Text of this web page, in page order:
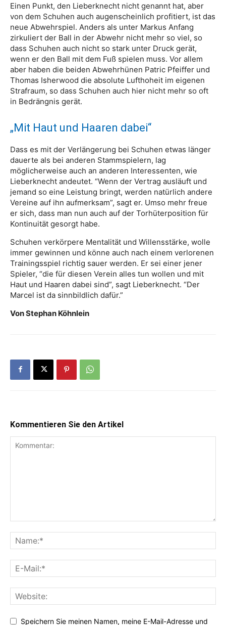
Einen Punkt, den Lieberknecht nicht genannt hat, aber
von dem Schuhen auch augenscheinlich profitiert, ist das
neue Abwehrspiel. Anders als unter Markus Anfang
zirkuliert der Ball in der Abwehr nicht mehr so viel, so
dass Schuhen auch nicht so stark unter Druck gerät,
wenn er den Ball mit dem Fuß spielen muss. Vor allem
aber haben die beiden Abwehrhünen Patric Pfeiffer und
Thomas Isherwood die absolute Lufthoheit im eigenen
Strafraum, so dass Schuhen auch hier nicht mehr so oft
in Bedrängnis gerät.
„Mit Haut und Haaren dabei“
Dass es mit der Verlängerung bei Schuhen etwas länger
dauerte als bei anderen Stammspielern, lag
möglicherweise auch an anderen Interessenten, wie
Lieberknecht andeutet. “Wenn der Vertrag ausläuft und
jemand so eine Leistung bringt, werden natürlich andere
Vereine auf ihn aufmerksam”, sagt er. Umso mehr freue
er sich, dass man nun auch auf der Torhüterposition für
Kontinuität gesorgt habe.
Schuhen verkörpere Mentalität und Willensstärke, wolle
immer gewinnen und könne auch nach einem verlorenen
Trainingsspiel richtig sauer werden. Er sei einer jener
Spieler, “die für diesen Verein alles tun wollen und mit
Haut und Haaren dabei sind”, sagt Lieberknecht. “Der
Marcel ist da sinnbildlich dafür.”
Von Stephan Köhnlein
Kommentieren Sie den Artikel
Speichern Sie meinen Namen, meine E-Mail-Adresse und